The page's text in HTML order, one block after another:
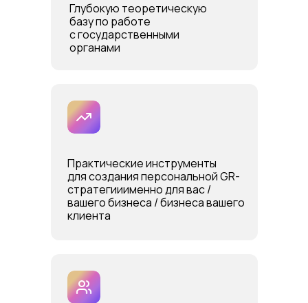
Глубокую теоретическую
базу по работе
с государственными
органами
Практические инструменты
для создания персональной GR-
стратегииименно для вас /
вашего бизнеса / бизнеса вашего
клиента